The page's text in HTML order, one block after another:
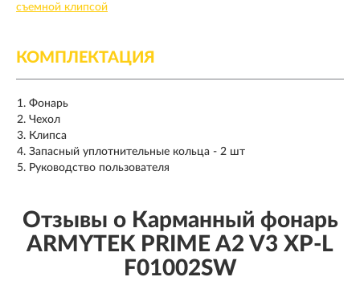
съемной клипсой
КОМПЛЕКТАЦИЯ
Фонарь
Чехол
Клипса
Запасный уплотнительные кольца - 2 шт
Руководство пользователя
Отзывы о Карманный фонарь
ARMYTEK PRIME A2 V3 XP-L
F01002SW